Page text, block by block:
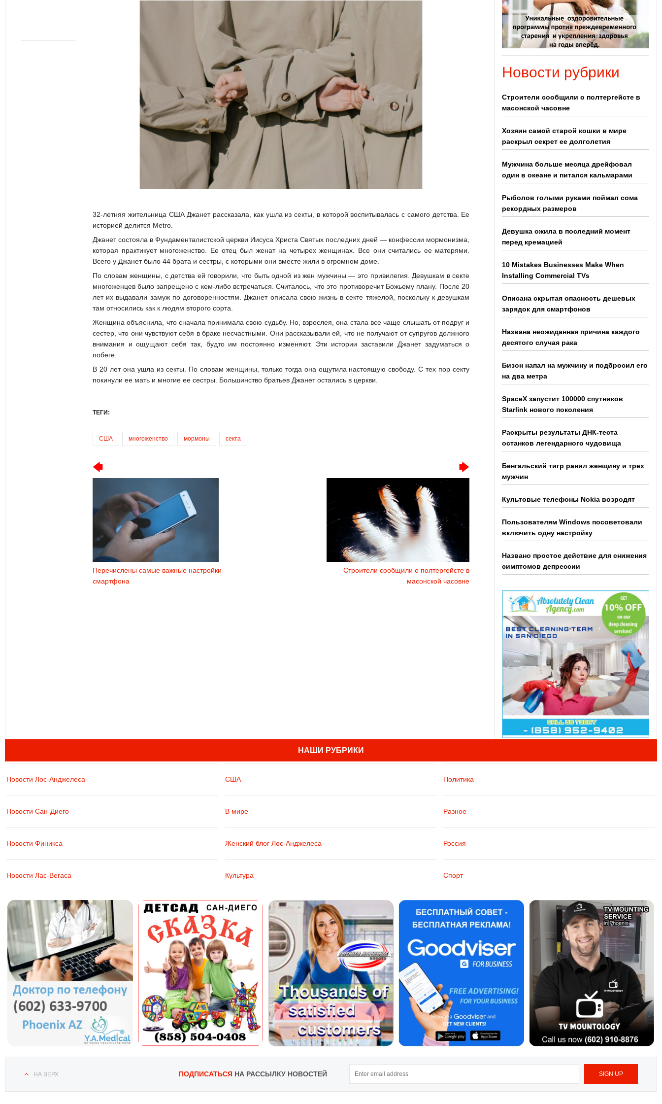
32-летняя жительница США Джанет рассказала, как ушла из секты, в которой воспитывалась с самого детства. Ее
историей делится Metro.
Джанет состояла в Фундаменталистской церкви Иисуса Христа Святых последних дней — конфессии мормонизма,
которая практикует многоженство. Ее отец был женат на четырех женщинах. Все они считались ее матерями.
Всего у Джанет было 44 брата и сестры, с которыми они вместе жили в огромном доме.
По словам женщины, с детства ей говорили, что быть одной из жен мужчины — это привилегия. Девушкам в секте
многоженцев было запрещено с кем-либо встречаться. Считалось, что это противоречит Божьему плану. После 20
лет их выдавали замуж по договоренностям. Джанет описала свою жизнь в секте тяжелой, поскольку к девушкам
там относились как к людям второго сорта.
Женщина объяснила, что сначала принимала свою судьбу. Но, взрослея, она стала все чаще слышать от подруг и
сестер, что они чувствуют себя в браке несчастными. Они рассказывали ей, что не получают от супругов должного
внимания и ощущают себя так, будто им постоянно изменяют. Эти истории заставили Джанет задуматься о
побеге.
В 20 лет она ушла из секты. По словам женщины, только тогда она ощутила настоящую свободу. С тех пор секту
покинули ее мать и многие ее сестры. Большинство братьев Джанет остались в церкви.
ТЕГИ:
США многоженство мормоны секта
Перечислены самые важные настройки
смартфона
Строители сообщили о полтергейсте в
масонской часовне
Новости рубрики
Строители сообщили о полтергейсте в
масонской часовне
Хозяин самой старой кошки в мире
раскрыл секрет ее долголетия
Мужчина больше месяца дрейфовал
один в океане и питался кальмарами
Рыболов голыми руками поймал сома
рекордных размеров
Девушка ожила в последний момент
перед кремацией
10 Mistakes Businesses Make When
Installing Commercial TVs
Описана скрытая опасность дешевых
зарядок для смартфонов
Названа неожиданная причина каждого
десятого случая рака
Бизон напал на мужчину и подбросил его
на два метра
SpaceX запустит 100000 спутников
Starlink нового поколения
Раскрыты результаты ДНК-теста
останков легендарного чудовища
Бенгальский тигр ранил женщину и трех
мужчин
Культовые телефоны Nokia возродят
Пользователям Windows посоветовали
включить одну настройку
Названо простое действие для снижения
симптомов депрессии
НАШИ РУБРИКИ
Новости Лос-Анджелеса
Новости Сан-Диего
Новости Финикса
Новости Лас-Вегаса
США
В мире
Женский блог Лос-Анджелеса
Культура
Политика
Разное
Россия
Спорт
НА ВЕРХ ПОДПИСАТЬСЯНА РАССЫЛКУ НОВОСТЕЙ